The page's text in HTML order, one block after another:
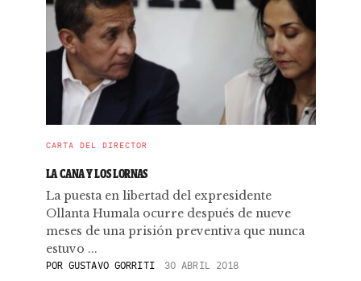
CARTA DEL DIRECTOR
LA CANA Y LOS LORNAS
La puesta en libertad del expresidente
Ollanta Humala ocurre después de nueve
meses de una prisión preventiva que nunca
estuvo ...
POR GUSTAVO GORRITI 30 ABRIL 2018